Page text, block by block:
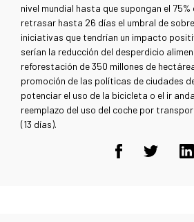
nivel mundial hasta que supongan el
retrasar hasta 26 días el umbral de
iniciativas que tendrían un impacto
serían la reducción del desperdicio
reforestación de 350 millones de
promoción de las políticas de ciudades
potenciar el uso de la bicicleta o el ir
reemplazo del uso del coche por
(13 días).